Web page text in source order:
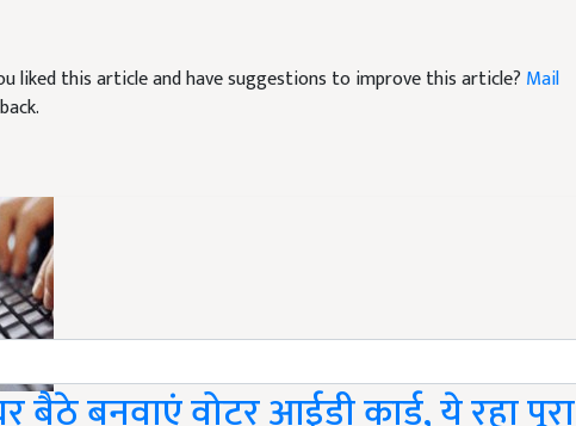
liked this article and have suggestions to improve this article? Mail
बैठे बनवाएं वोटर आईडी कार्ड, ये रहा पूरा